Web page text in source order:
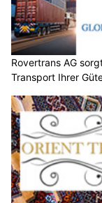
Rovertrans AG
Transport Ihrer